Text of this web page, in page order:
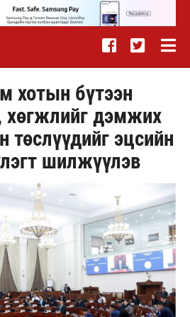
хотын бүтээн
хөгжлийг дэмжих
төслүүдийг эцсийн
шилжүүлэв